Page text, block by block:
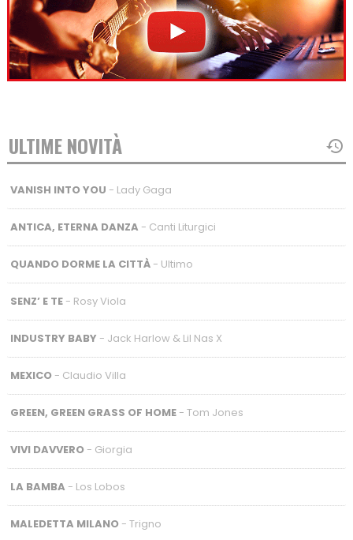
ULTIME NOVITÀ
VANISH INTO YOU - Lady Gaga
ANTICA, ETERNA DANZA - Canti Liturgici
QUANDO DORME LA CITTÀ- Ultimo
SENZ’ E TE- Rosy Viola
INDUSTRY BABY - Jack Harlow & Lil Nas X
MEXICO- Claudio Villa
GREEN, GREEN GRASS OF HOME- Tom Jones
VIVI DAVVERO- Giorgia
LA BAMBA - Los Lobos
MALEDETTA MILANO- Trigno